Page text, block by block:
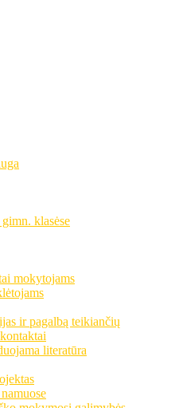
klasėse
mokytojams
ir pagalbą teikiančių
literatūra